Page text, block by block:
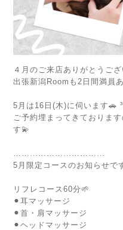
４月のご来店ありがとうご
出張新潟Roomも2日間満員
5月は16日(木)に伺います🚗
ご予約埋まってきておりま
す💫
……………………………
5月限定コースのお知らせで
リフレコース60分🌱
⚫︎耳マッサージ
⚫︎首・肩マッサージ
⚫︎ヘッドマッサージ